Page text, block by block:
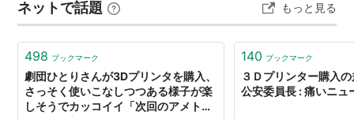
たところ 適当設定でちゃんと出力ができる。かなり品質
も良く…
ネットで話題 もっと見る
498 ブックマーク
劇団ひとりさんが3Dプリンタを購入、
さっそく使いこなしつつある様子が楽
しそうでカッコイイ「次回のアメトー
140 ブックマーク
３Ｄプリンター購入
公安委員長 : 痛いニ